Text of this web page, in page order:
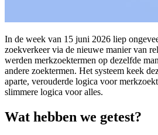
In de week van 15 juni 2026 liep
zoekverkeer via de nieuwe manier van
werden merkzoektermen op dezelfde
andere zoektermen. Het systeem keek
aparte, verouderde logica voor
slimmere logica voor alles.
Wat hebben we getest?